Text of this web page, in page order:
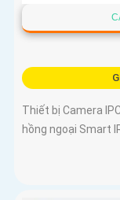
Thiết bị Camera
hồng ngoại Smart